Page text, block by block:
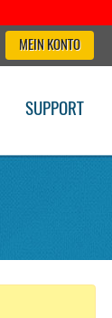
MEIN KONTO
SUPPORT